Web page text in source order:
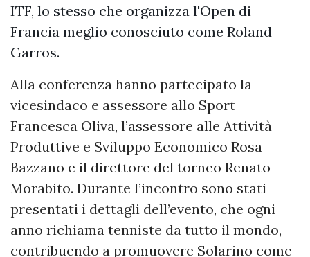
ITF, lo stesso che organizza l'Open di
Francia meglio conosciuto come Roland
Garros.
Alla conferenza hanno partecipato la
vicesindaco e assessore allo Sport
Francesca Oliva, l’assessore alle Attività
Produttive e Sviluppo Economico Rosa
Bazzano e il direttore del torneo Renato
Morabito. Durante l’incontro sono stati
presentati i dettagli dell’evento, che ogni
anno richiama tenniste da tutto il mondo,
contribuendo a promuovere Solarino come